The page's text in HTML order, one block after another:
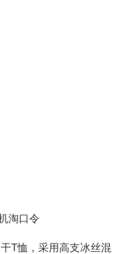
淘口令
T恤，采用高支冰丝混